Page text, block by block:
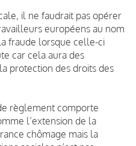
il ne faudrait pas opérer
européens au nom
fraude lorsque celle-ci
car cela aura des
protection des droits des
règlement comporte
l’extension de la
chômage mais la